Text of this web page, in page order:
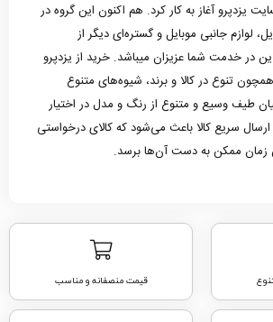
وبسایت یزدپرو آغاز به کار کرد. هم اکنون این گروه در
لوازم جانبی موبایل و گستره‌ای دیگر از
در خدمت شما عزیزان میباشد. خرید از یزدپرو
تنوع در کالا و برند، شیوه‌های متنوع
طیف وسیع و متنوع از رنگ و مدل در اختیار
سریع کالا باعث می‌شود که کالای درخواستی
زمان ممکن به دست آن‌ها برسد.
قیمت منصفانه و مناسب